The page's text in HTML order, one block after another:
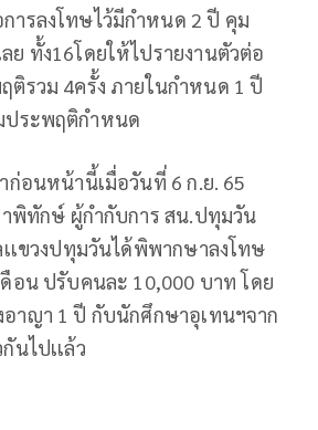
ารลงโทษไว้มีกำหนด 2 ปี คุม
ย ทั้ง16โดยให้ไปรายงานตัวต่อ
รวม 4ครั้ง ภายในกำหนด 1 ปี
ประพฤติกำหนด
ก่อนหน้านี้เมื่อวันที่ 6 ก.ย. 65
พิทักษ์ ผู้กำกับการ สน.ปทุมวัน
เเขวงปทุมวันได้พิพากษาลงโทษ
อน ปรับคนละ 10,000 บาท โดย
าญา 1 ปี กับนักศึกษาอุเทนฯจาก
นไปเเล้ว